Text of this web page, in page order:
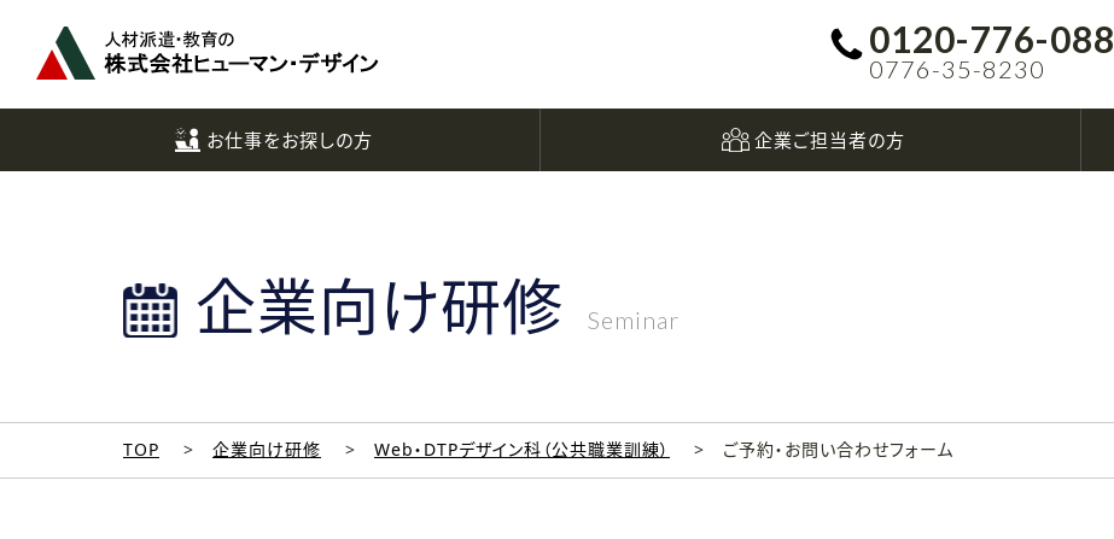
0120-776-088
0776-35-8230
お仕事をお探しの方 企業ご担当者の方
企業向け研修 Seminar
TOP 企業向け研修 Web・DTPデザイン科（公共職業訓練） ご予約・お問い合わせフォーム
へ